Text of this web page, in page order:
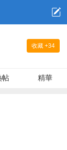
收藏 +34
帖 精華